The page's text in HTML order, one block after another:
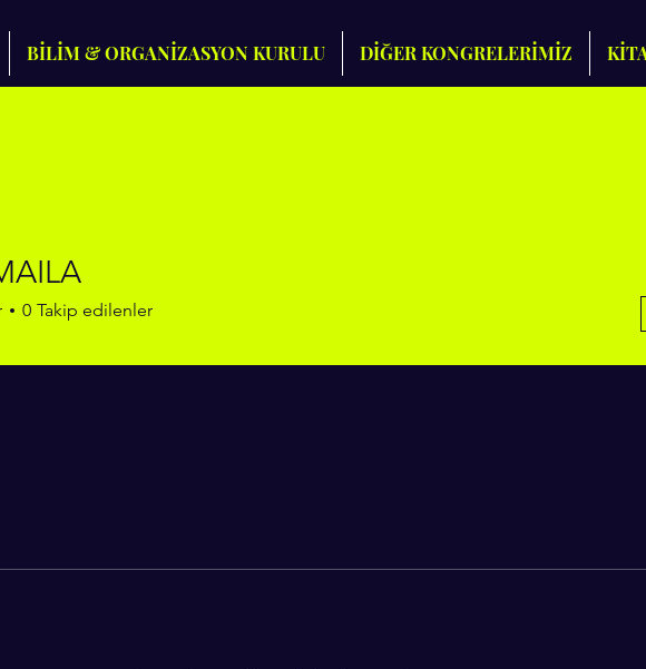
BİLİM & ORGANİZASYON KURULU DİĞER KONGRELERİMİZ
0 Takip edilenler